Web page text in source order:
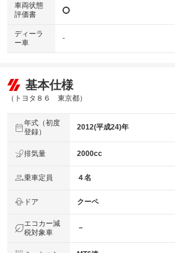
車両状態
評価書
ディーラ
ー車
-
基本仕様
（トヨタ８６ 東京都）
年式（初度
登録）
2012(平成24)年
排気量 2000cc
乗車定員 ４名
ドア クーペ
エコカー減
税対象車
－